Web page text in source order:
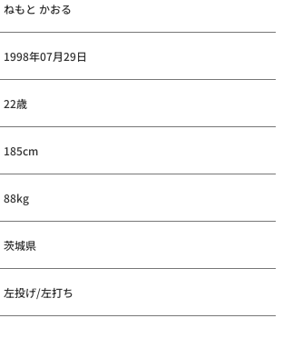
ねもと かおる
1998年07月29日
22歳
185cm
88kg
茨城県
左投げ/左打ち